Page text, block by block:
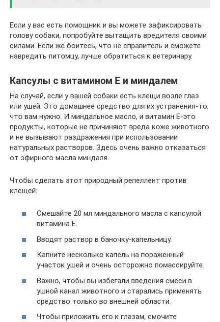
Если у вас есть помощник и вы можете зафиксировать
голову собаки, попробуйте вытащить вредителя своими
силами. Если же боитесь, что не справитель и сможете
навредить питомцу, лучше обратиться к ветеринару.
Капсулы с витамином Е и миндалем
На случай, если у вашей собаки есть клещи возле глаз
или ушей. Это домашнее средство для их устранения-то,
что вам нужно. И миндальное масло, и витамин Е-это
продукты, которые не причиняют вреда коже животного
и не вызывают раздражения при использовании
натуральных растворов. Здесь очень важно отказаться
от эфирного масла миндаля.
Чтобы сделать этот природный репеллент против
клещей:
Смешайте 20 мл миндального масла с капсулой
витамина Е.
Вводят раствор в баночку-капельницу.
Капните несколько капель на пораженный
участок ушей и очень осторожно помассируйте.
Важно, чтобы вы избегали введения смеси в
ушной канал животного и старались применять
средство только во внешней области.
Чтобы приложить его к глазам, смочите